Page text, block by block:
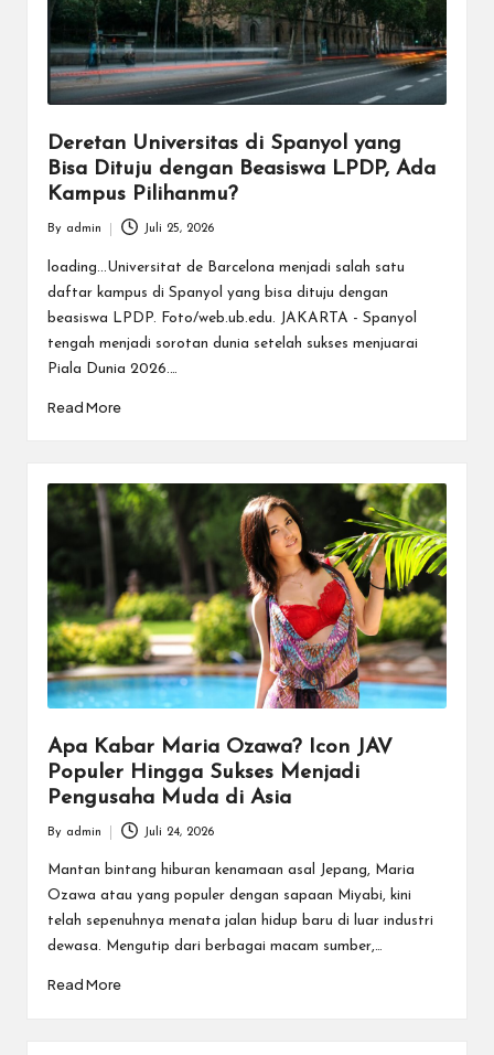
Deretan Universitas di Spanyol yang
Bisa Dituju dengan Beasiswa LPDP, Ada
Kampus Pilihanmu?
by
By admin Juli 25, 2026
loading...Universitat de Barcelona menjadi salah satu
daftar kampus di Spanyol yang bisa dituju dengan
beasiswa LPDP. Foto/web.ub.edu. JAKARTA - Spanyol
tengah menjadi sorotan dunia setelah sukses menjuarai
Piala Dunia 2026.…
Read More
Apa Kabar Maria Ozawa? Icon JAV
Populer Hingga Sukses Menjadi
Pengusaha Muda di Asia
by
By admin Juli 24, 2026
Mantan bintang hiburan kenamaan asal Jepang, Maria
Ozawa atau yang populer dengan sapaan Miyabi, kini
telah sepenuhnya menata jalan hidup baru di luar industri
dewasa. Mengutip dari berbagai macam sumber,…
Read More